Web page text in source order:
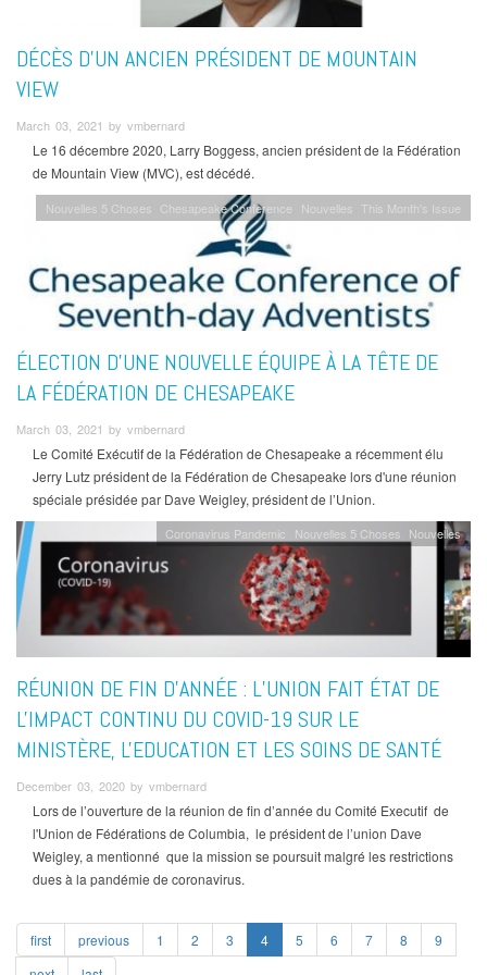
DÉCÈS D’UN ANCIEN PRÉSIDENT DE MOUNTAIN
VIEW
March 03, 2021 by vmbernard
Le 16 décembre 2020, Larry Boggess, ancien président de la Fédération
de Mountain View (MVC), est décédé.
Nouvelles 5 Choses Chesapeake Conference Nouvelles This Month's Issue
ÉLECTION D’UNE NOUVELLE ÉQUIPE À LA TÊTE DE
LA FÉDÉRATION DE CHESAPEAKE
March 03, 2021 by vmbernard
Le Comité Exécutif de la Fédération de Chesapeake a récemment élu
Jerry Lutz président de la Fédération de Chesapeake lors d'une réunion
spéciale présidée par Dave Weigley, président de l’Union.
Coronavirus Pandemic Nouvelles 5 Choses Nouvelles
RÉUNION DE FIN D'ANNÉE : L’UNION FAIT ÉTAT DE
L'IMPACT CONTINU DU COVID-19 SUR LE
MINISTÈRE, L'EDUCATION ET LES SOINS DE SANTÉ
December 03, 2020 by vmbernard
Lors de l’ouverture de la réunion de fin d’année du Comité Executif de
l'Union de Fédérations de Columbia, le président de l’union Dave
Weigley, a mentionné que la mission se poursuit malgré les restrictions
dues à la pandémie de coronavirus.
first previous 1 2 3 4 5 6 7 8
9